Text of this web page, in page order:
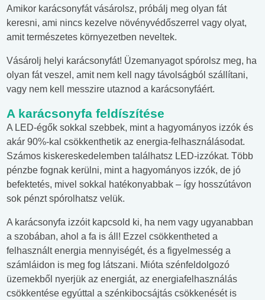
Amikor karácsonyfát vásárolsz, próbálj meg olyan fát
keresni, ami nincs kezelve növényvédőszerrel vagy olyat,
amit természetes környezetben neveltek.
Vásárolj helyi karácsonyfát! Üzemanyagot spórolsz meg, ha
olyan fát veszel, amit nem kell nagy távolságból szállítani,
vagy nem kell messzire utaznod a karácsonyfáért.
A karácsonyfa feldíszítése
A LED-égők sokkal szebbek, mint a hagyományos izzók és
akár 90%-kal csökkenthetik az energia-felhasználásodat.
Számos kiskereskedelemben találhatsz LED-izzókat. Több
pénzbe fognak kerülni, mint a hagyományos izzók, de jó
befektetés, mivel sokkal hatékonyabbak – így hosszútávon
sok pénzt spórolhatsz velük.
A karácsonyfa izzóit kapcsold ki, ha nem vagy ugyanabban
a szobában, ahol a fa is áll! Ezzel csökkentheted a
felhasznált energia mennyiségét, és a figyelmesség a
számláidon is meg fog látszani. Mióta szénfeldolgozó
üzemekből nyerjük az energiát, az energiafelhasználás
csökkentése egyúttal a szénkibocsájtás csökkenését is